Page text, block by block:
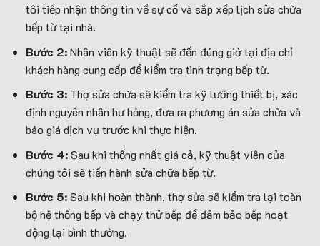
tôi tiếp nhận thông tin về sự cố và sắp xếp lịch sửa chữa
bếp từ tại nhà.
Bước 2:Nhân viên kỹ thuật sẽ đến đúng giờ tại địa chỉ
khách hàng cung cấp để kiểm tra tình trạng bếp từ.
Bước 3:Thợ sửa chữa sẽ kiểm tra kỹ lưỡng thiết bị, xác
định nguyên nhân hư hỏng, đưa ra phương án sửa chữa và
báo giá dịch vụ trước khi thực hiện.
Bước 4:Sau khi thống nhất giá cả, kỹ thuật viên của
chúng tôi sẽ tiến hành sửa chữa bếp từ.
Bước 5:Sau khi hoàn thành, thợ sửa sẽ kiểm tra lại toàn
bộ hệ thống bếp và chạy thử bếp để đảm bảo bếp hoạt
động lại bình thường.